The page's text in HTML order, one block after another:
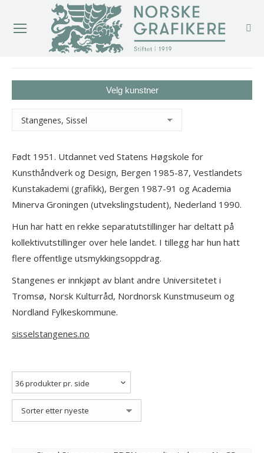
Velg kunstner
Født 1951. Utdannet ved Statens Høgskole for
Kunsthåndverk og Design, Bergen 1985-87, Vestlandets
Kunstakademi (grafikk), Bergen 1987-91 og Academia
Minerva Groningen (utvekslingstudent), Nederland 1990.
Hun har hatt en rekke separatutstillinger har deltatt på
kollektivutstillinger over hele landet. I tillegg har hun hatt
flere offentlige utsmykkingsoppdrag.
Stangenes er innkjøpt av blant andre Universitetet i
Tromsø, Norsk Kulturråd, Nordnorsk Kunstmuseum og
Nordland Fylkeskommune.
sisselstangenes.no